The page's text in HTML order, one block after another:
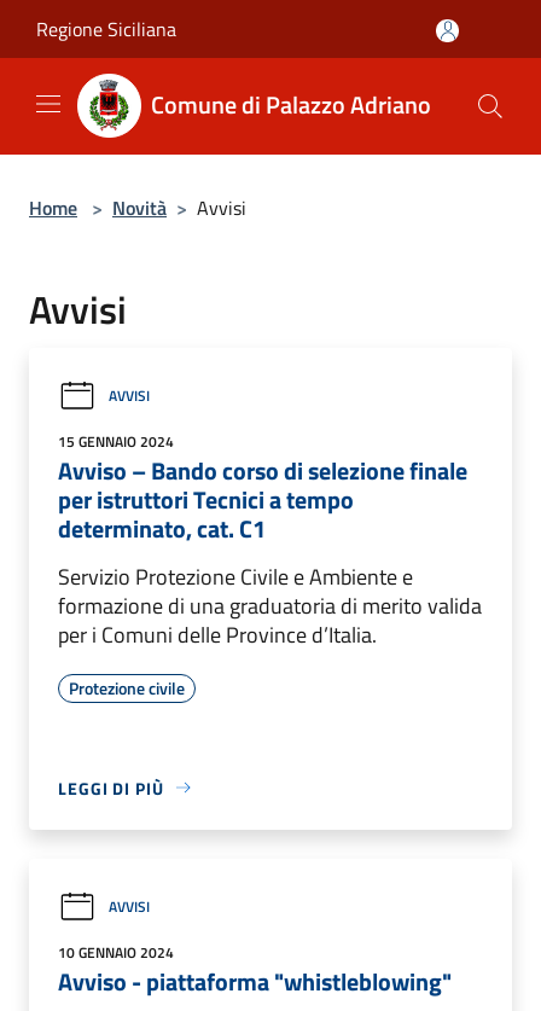
Regione Siciliana
Comune di Palazzo Adriano
Home > Novità > Avvisi
Avvisi
AVVISI
15 GENNAIO 2024
Avviso – Bando corso di selezione finale
per istruttori Tecnici a tempo
determinato, cat. C1
Servizio Protezione Civile e Ambiente e
formazione di una graduatoria di merito valida
per i Comuni delle Province d’Italia.
Protezione civile
LEGGI DI PIÙ
AVVISI
10 GENNAIO 2024
Avviso - piattaforma "whistleblowing"